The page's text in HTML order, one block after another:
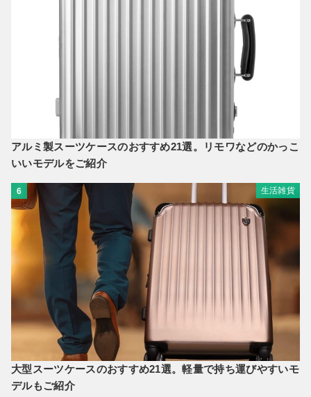
アルミ製スーツケースのおすすめ21選。リモワなどのかっこ
いいモデルをご紹介
6 生活雑貨
大型スーツケースのおすすめ21選。軽量で持ち運びやすいモ
デルもご紹介